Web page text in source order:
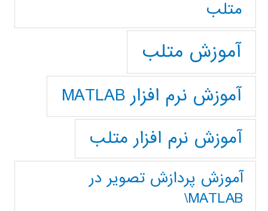
متلب
آموزش متلب
آموزش نرم افزار MATLAB
آموزش نرم افزار متلب
آموزش پردازش تصوير در
MATLAB\